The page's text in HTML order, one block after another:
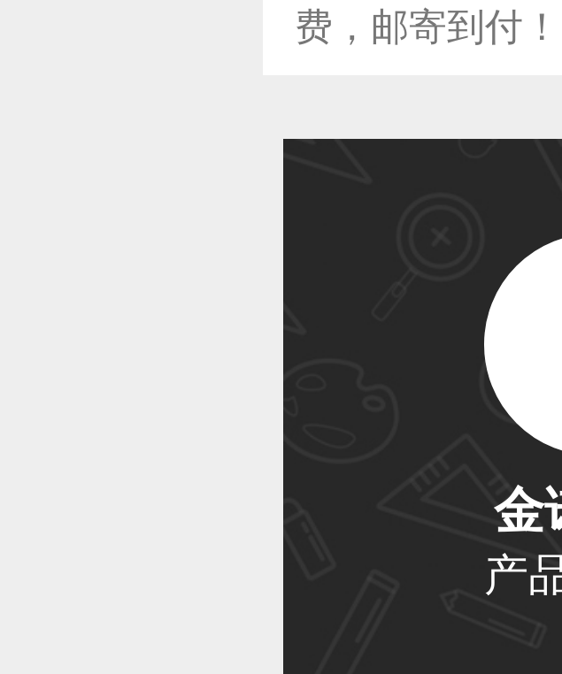
恭喜
恭喜
恭喜
恭喜
费，邮寄到付！
金
产